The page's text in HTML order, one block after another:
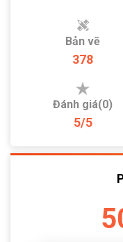
Bản vẽ
378
Đánh giá(0)
5/5